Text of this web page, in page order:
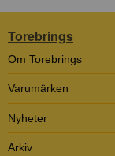
Torebrings
Om Torebrings
Varumärken
Nyheter
Arkiv